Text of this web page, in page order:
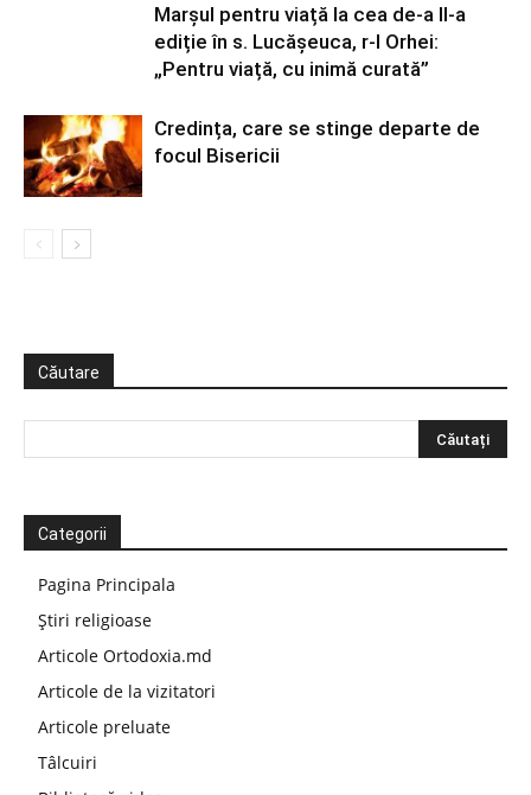
Marșul pentru viață la cea de-a II-a
ediție în s. Lucășeuca, r-l Orhei:
„Pentru viață, cu inimă curată”
Credința, care se stinge departe de
focul Bisericii
Căutare
Categorii
Pagina Principala
Știri religioase
Articole Ortodoxia.md
Articole de la vizitatori
Articole preluate
Tâlcuiri